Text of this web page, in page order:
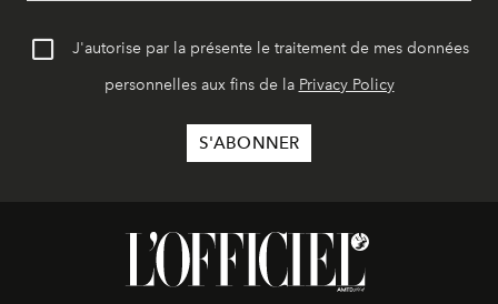
J'autorise par la présente le traitement de mes données
personnelles aux fins de la Privacy Policy